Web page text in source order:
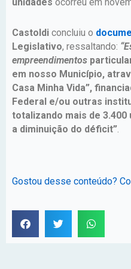
unidades ocorreu em
Castoldi concluiu o
Legislativo, ressaltando:
empreendimentos
em nosso Município,
Casa Minha Vida”,
Federal e/ou outras
totalizando mais de
a diminuição do déficit”.
Gostou desse conteúdo?